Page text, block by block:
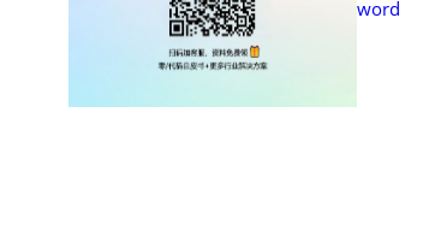
word